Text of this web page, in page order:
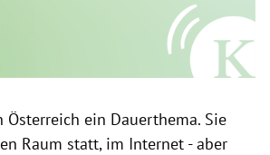
ein Dauerthema. Sie
Raum statt, im Internet - aber